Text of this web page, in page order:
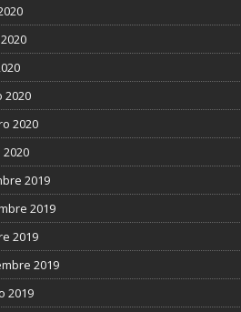
2020
2020
2019
2019
2019
2019
2019